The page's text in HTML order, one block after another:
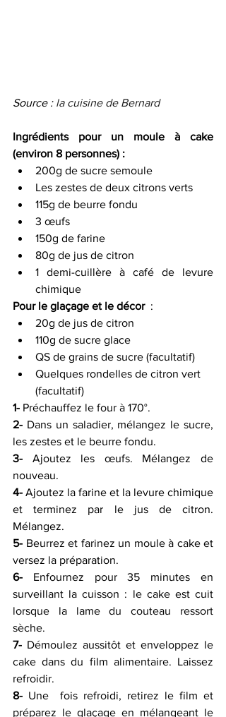
Source : la cuisine de Bernard
Ingrédients pour un moule à cake
(environ 8 personnes) :
200g de sucre semoule
Les zestes de deux citrons verts
115g de beurre fondu
3 œufs
150g de farine
80g de jus de citron
1 demi-cuillère à café de levure
chimique
Pour le glaçage et le décor
  :
20g de jus de citron
110g de sucre glace
QS de grains de sucre (facultatif)
Quelques rondelles de citron vert
(facultatif)
1- Préchauffez le four à 170°.
2- Dans un saladier, mélangez le sucre,
les zestes et le beurre fondu.
3- Ajoutez les œufs. Mélangez de
nouveau.
4- Ajoutez la farine et la levure chimique
et terminez par le jus de citron.
Mélangez.
5- Beurrez et farinez un moule à cake et
versez la préparation.
6- Enfournez pour 35 minutes en
surveillant la cuisson : le cake est cuit
lorsque la lame du couteau ressort
sèche.
7- Démoulez aussitôt et enveloppez le
cake dans du film alimentaire. Laissez
refroidir.
8- Une  fois refroidi, retirez le film et
préparez le glaçage en mélangeant le